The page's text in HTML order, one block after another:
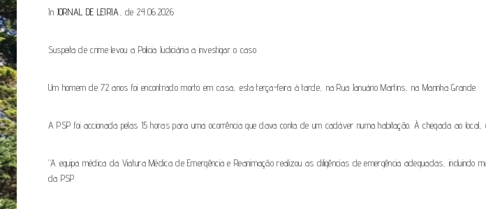
In JORNAL DE LEIRIA , de 24.06.2026
Suspeita de crime levou a Policia Judiciária a investigar o caso
Um homem de 72 anos foi encontrado morto em casa, esta terça-feira à tarde, na Rua Januário Martins, na Marinha Grande.
A PSP foi accionada pelas 15 horas para uma ocorrência que dava conta de um cadáver numa habitação. À chegada ao
“A equipa médica da Viatura Médica de Emergência e Reanimação realizou as diligências de emergência adequadas,
da PSP.